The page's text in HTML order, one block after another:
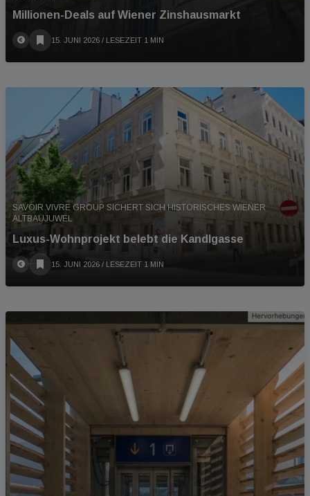
Millionen-Deals auf Wiener Zinshausmarkt
15. JUNI 2026 / LESEZEIT 1 MIN
SAVOIR VIVRE GROUP SICHERT SICH HISTORISCHES WIENER
ALTBAUJUWEL
Luxus-Wohnprojekt belebt die Kandlgasse
15. JUNI 2026 / LESEZEIT 1 MIN